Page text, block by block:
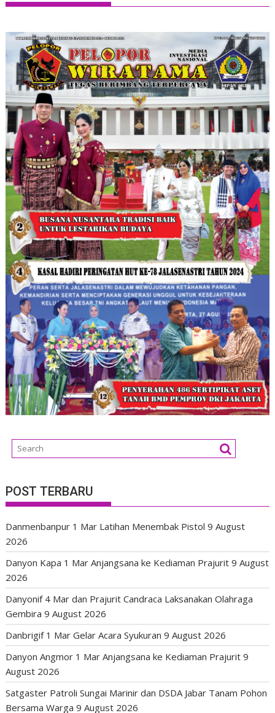
POST TERBARU
Danmenbanpur 1 Mar Latihan Menembak Pistol 9 August
2026
Danyon Kapa 1 Mar Anjangsana ke Kediaman Prajurit 9 August
2026
Danyonif 4 Mar dan Prajurit Candraca Laksanakan Olahraga
Gembira 9 August 2026
Danbrigif 1 Mar Gelar Acara Syukuran 9 August 2026
Danyon Angmor 1 Mar Anjangsana ke Kediaman Prajurit 9
August 2026
Satgaster Patroli Sungai Marinir dan DSDA Jabar Tanam Pohon
Bersama Warga 9 August 2026